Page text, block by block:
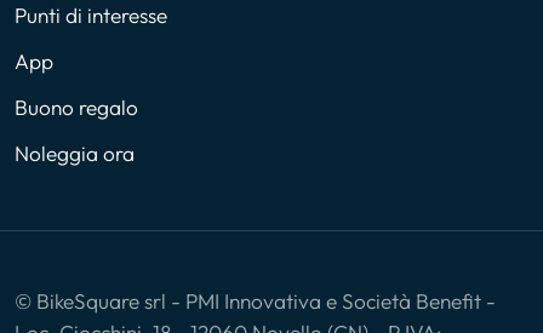
Punti di interesse
App
Buono regalo
Noleggia ora
© BikeSquare srl - PMI Innovativa e Società Benefit -